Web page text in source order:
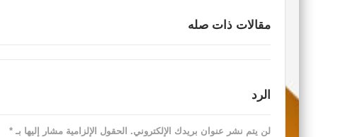
مقالات ذات صله
الرد
لن يتم نشر عنوان بريدك الإلكتروني. الحقول الإلزامية مشار إليها بـ *